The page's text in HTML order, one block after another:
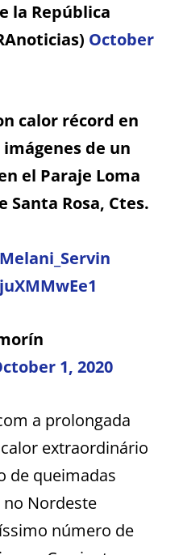
la República
October
calor récord en
de un
el Paraje Loma
Santa Rosa, Ctes.
1, 2020
a prolongada
extraordinário
de queimadas
Nordeste
número de